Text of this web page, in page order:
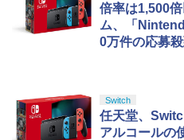
倍率は1,500
ム、「
0万件の応募
Switch
任天堂、
アルコールの